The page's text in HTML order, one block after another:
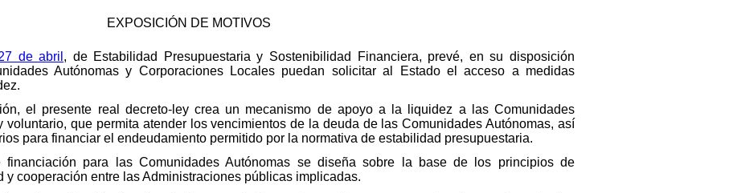
EXPOSICIÓN DE MOTIVOS
de abril , de Estabilidad Presupuestaria y Sostenibilidad Financiera, prevé, en su disposición
Autónomas y Corporaciones Locales puedan solicitar al Estado el acceso a medidas
el presente real decreto-ley crea un mecanismo de apoyo a la liquidez a las Comunidades
voluntario, que permita atender los vencimientos de la deuda de las Comunidades Autónomas, así
para financiar el endeudamiento permitido por la normativa de estabilidad presupuestaria.
financiación para las Comunidades Autónomas se diseña sobre la base de los principios de
y cooperación entre las Administraciones públicas implicadas.